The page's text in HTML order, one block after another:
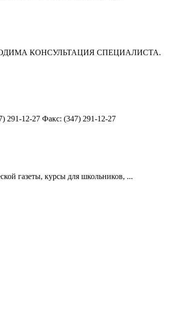
КОНСУЛЬТАЦИЯ СПЕЦИАЛИСТА.
291-12-27 Факс: (347) 291-12-27
газеты, курсы для школьников, ...